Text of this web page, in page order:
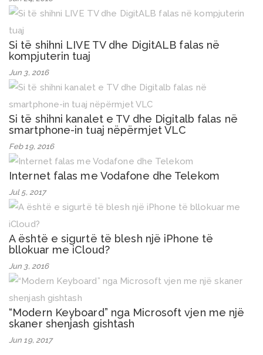
Si të shihni LIVE TV dhe DigitALB falas në
kompjuterin tuaj
Jun 3, 2016
Si të shihni kanalet e TV dhe Digitalb falas në
smartphone-in tuaj nëpërmjet VLC
Feb 19, 2016
Internet falas me Vodafone dhe Telekom
Jul 5, 2017
A është e sigurtë të blesh një iPhone të
bllokuar me iCloud?
Jun 3, 2016
“Modern Keyboard” nga Microsoft vjen me një
skaner shenjash gishtash
Jun 19, 2017